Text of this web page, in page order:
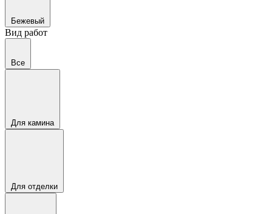
Бежевый
Вид работ
Все
Для камина
Для отделки